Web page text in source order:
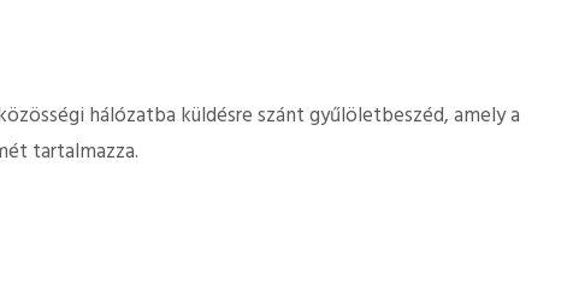
hálózatba küldésre szánt gyűlöletbeszéd, amely a
tartalmazza.